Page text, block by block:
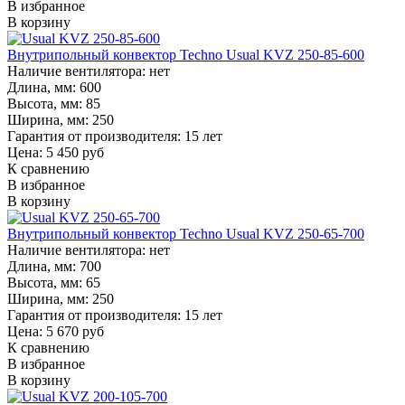
В избранное
В корзину
Внутрипольный конвектор Techno Usual KVZ 250-85-600
Наличие вентилятора: нет
Длина, мм: 600
Высота, мм: 85
Ширина, мм: 250
Гарантия от производителя: 15 лет
Цена: 5 450 руб
К сравнению
В избранное
В корзину
Внутрипольный конвектор Techno Usual KVZ 250-65-700
Наличие вентилятора: нет
Длина, мм: 700
Высота, мм: 65
Ширина, мм: 250
Гарантия от производителя: 15 лет
Цена: 5 670 руб
К сравнению
В избранное
В корзину